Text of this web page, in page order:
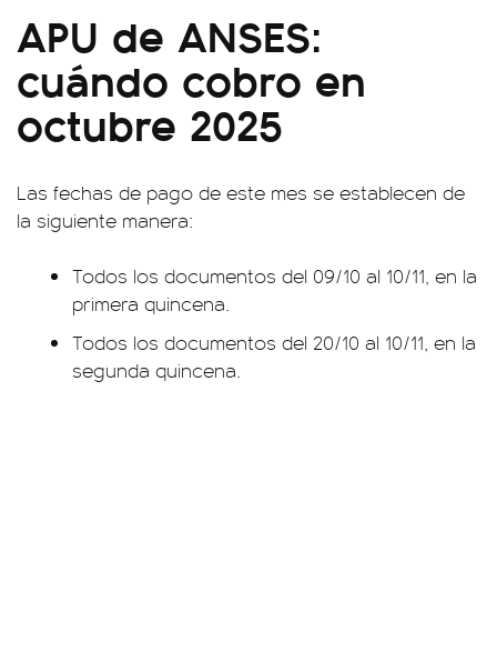
APU de ANSES:
cuándo cobro en
octubre 2025
Las fechas de pago de este mes se establecen de
la siguiente manera:
Todos los documentos del 09/10 al 10/11, en la
primera quincena.
Todos los documentos del 20/10 al 10/11, en la
segunda quincena.